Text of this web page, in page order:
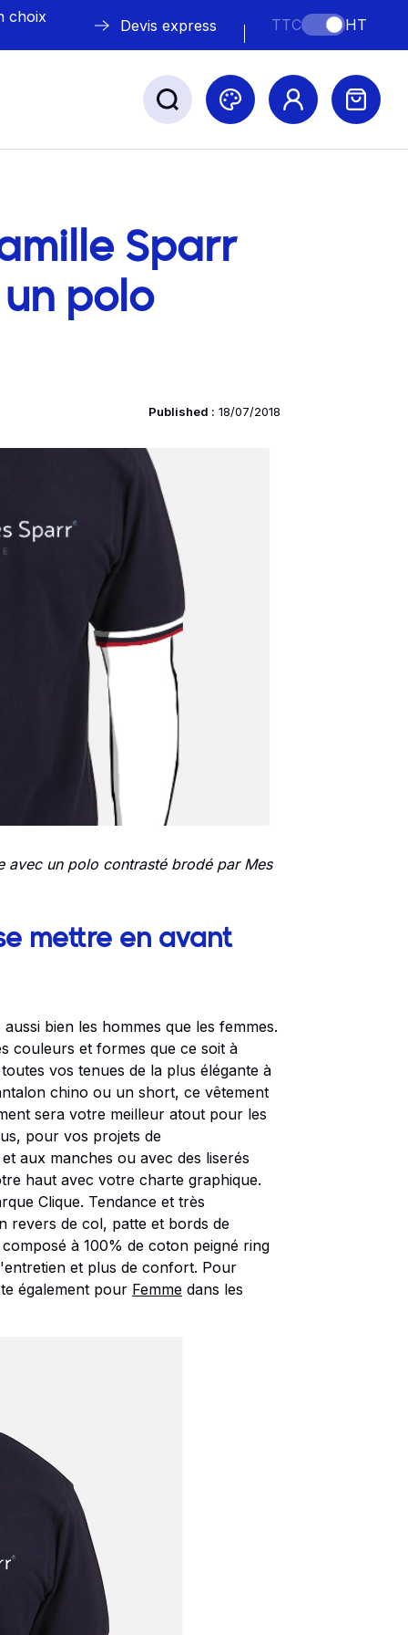
choix Devis express TTC HT
Sparr
polo
Published : 18/07/2018
avec un polo contrasté brodé par Mes
mettre en avant
bien les hommes que les femmes.
couleurs et formes que ce soit à
vos tenues de la plus élégante à
chino ou un short, ce vêtement
sera votre meilleur atout pour les
pour vos projets de
aux manches ou avec des liserés
haut avec votre charte graphique.
Clique. Tendance et très
revers de col, patte et bords de
à 100% de coton peigné ring
et plus de confort. Pour
également pour Femmedans les